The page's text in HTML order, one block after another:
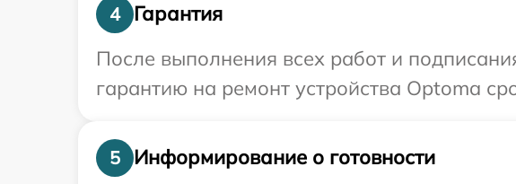
4
Гарантия
После выполнения всех работ и
гарантию на ремонт устройства Optoma
5
Информирование о готовности